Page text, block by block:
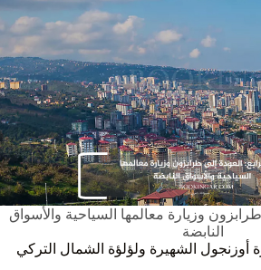
طرابزون وزيارة معالمها السياحية والأسواق
النابضة
أوزنجول الشهيرة ولؤلؤة الشمال التركي